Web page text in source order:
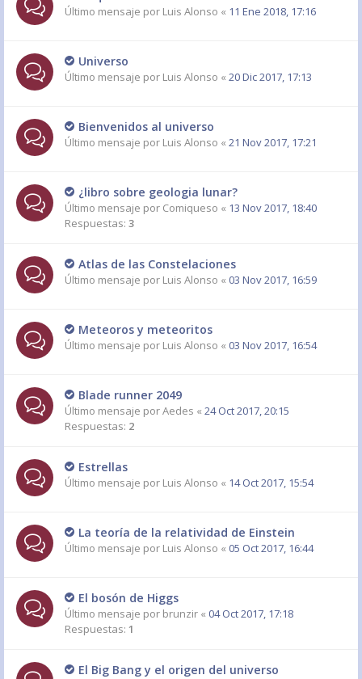
Último mensaje por Luis Alonso « 11 Ene 2018, 17:16
Universo
Último mensaje por Luis Alonso « 20 Dic 2017, 17:13
Bienvenidos al universo
Último mensaje por Luis Alonso « 21 Nov 2017, 17:21
¿libro sobre geologia lunar?
Último mensaje por Comiqueso « 13 Nov 2017, 18:40
Respuestas: 3
Atlas de las Constelaciones
Último mensaje por Luis Alonso « 03 Nov 2017, 16:59
Meteoros y meteoritos
Último mensaje por Luis Alonso « 03 Nov 2017, 16:54
Blade runner 2049
Último mensaje porAedes « 24 Oct 2017, 20:15
Respuestas: 2
Estrellas
Último mensaje por Luis Alonso « 14 Oct 2017, 15:54
La teoría de la relatividad de Einstein
Último mensaje por Luis Alonso « 05 Oct 2017, 16:44
El bosón de Higgs
Último mensaje por brunzir « 04 Oct 2017, 17:18
Respuestas: 1
El Big Bang y el origen del universo